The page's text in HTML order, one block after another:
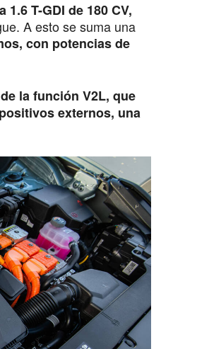
T-GDI de 180 CV,
A esto se suma una
con potencias de
la función V2L, que
externos, una